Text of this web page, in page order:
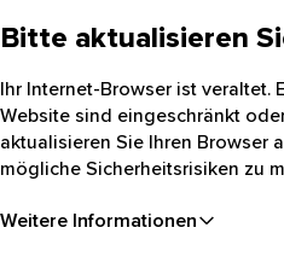
Bitte aktualisieren
Ihr Internet-Browser ist veraltet.
Website sind eingeschränkt
aktualisieren Sie Ihren Browser
mögliche Sicherheitsrisiken zu
Weitere Informationen